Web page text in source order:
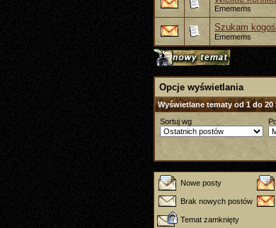
Ememems
Szukam
Ememems
Opcje wyświetlania
Wyświetlane tematy od 1 do 20
Sortuj wg
Nowe posty
Brak nowych postów
Temat zamknięty